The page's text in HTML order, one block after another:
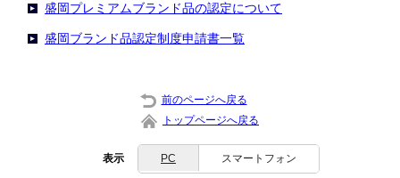
盛岡プレミアムブランド品の認定について
盛岡ブランド品認定制度申請書一覧
前のページへ戻る
トップページへ戻る
表示 PC スマートフォン